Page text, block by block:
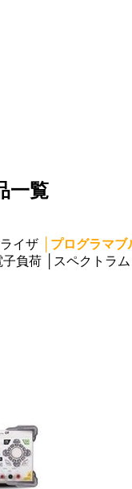
一覧
イザ
プログラマブ
子負荷 スペクトラ